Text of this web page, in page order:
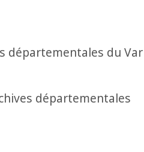
départementales du Var
départementales